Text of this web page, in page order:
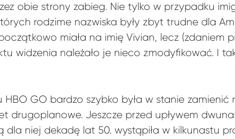
obie strony zabieg. Nie tylko w przypadku
rodzime nazwiska były zbyt trudne dla
miała na imię Vivian, lecz (zdaniem
widzenia należało je nieco zmodyfikować. I
GO bardzo szybko była w stanie zamienić
drugoplanowe. Jeszcze przed upływem
dla niej dekadę lat 50. wystąpiła w kilkunastu